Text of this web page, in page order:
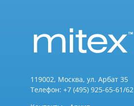
119002, Москва, ул. Арбат 35
Телефон: +7 (495) 925-65-61/62